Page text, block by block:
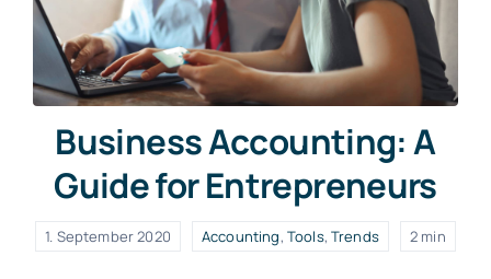
Business Accounting: A
Guide for Entrepreneurs
1. September 2020 Accounting, Tools,Trends 2 min